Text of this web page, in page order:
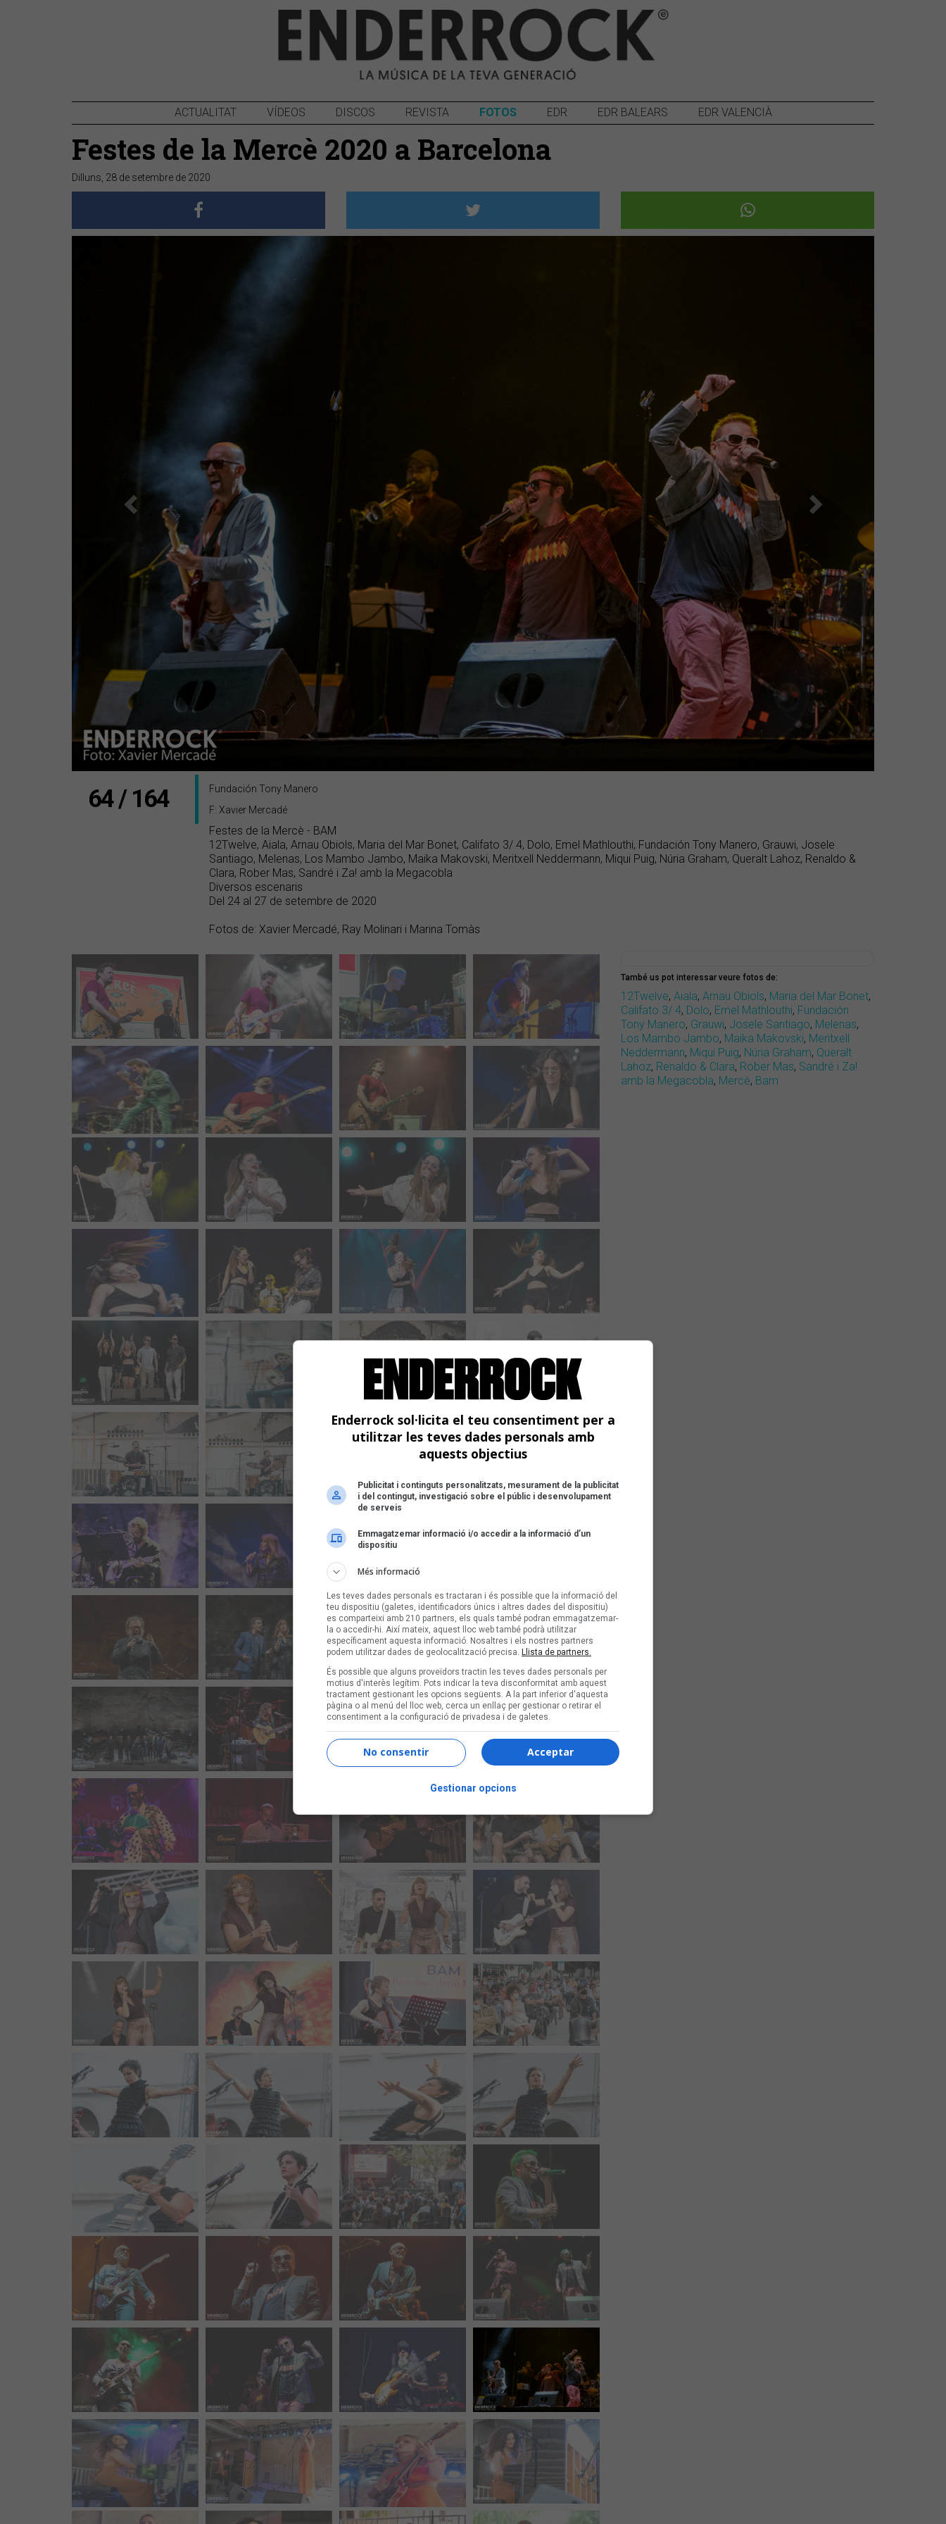
ACTUALITAT VÍDEOS DISCOS REVISTA FOTOS EDR EDR BALEARS EDR VALENCIÀ
Festes de la Mercè 2020 a Barcelona
Dilluns, 28 de setembre de 2020
64 / 164
Fundación Tony Manero
F: Xavier Mercadé
Festes de la Mercè - BAM
12Twelve, Aiala, Arnau Obiols, Maria del Mar Bonet, Califato 3/ 4, Dolo, Emel Mathlouthi, Fundación Tony Manero, Grauwi, Josele
Santiago, Melenas, Los Mambo Jambo, Maika Makovski, Meritxell Neddermann, Miqui Puig, Núria Graham, Queralt Lahoz, Renaldo &
Clara, Rober Mas, Sandré i Za! amb la Megacobla
Diversos escenaris
Del 24 al 27 de setembre de 2020
Fotos de: Xavier Mercadé, Ray Molinari i Marina Tomàs
També us pot interessar veure fotos de:
12Twelve, Aiala, Arnau Obiols, Maria del Mar Bonet,
Califato 3/ 4, Dolo, Emel Mathlouthi, Fundación
Tony Manero, Grauwi, Josele Santiago, Melenas,
Los Mambo Jambo, Maika Makovski, Meritxell
Neddermann, Miqui Puig, Núria Graham, Queralt
Lahoz, Renaldo & Clara, Rober Mas, Sandré i Za!
amb la Megacobla, Mercè, Bam
Enderrock sol·licita el teu consentiment per a
utilitzar les teves dades personals amb
aquests objectius
Publicitat i continguts personalitzats, mesurament de la publicitat
i del contingut, investigació sobre el públic i desenvolupament
de serveis
Emmagatzemar informació i/o accedir a la informació d’un
dispositiu
Més informació
Les teves dades personals es tractaran i és possible que la informació del
teu dispositiu (galetes, identificadors únics i altres dades del dispositiu)
es comparteixi amb 210 partners, els quals també podran emmagatzemar-
la o accedir-hi. Així mateix, aquest lloc web també podrà utilitzar
específicament aquesta informació. Nosaltres i els nostres partners
podem utilitzar dades de geolocalització precisa. Llista de partners.
És possible que alguns proveïdors tractin les teves dades personals per
motius d'interès legítim. Pots indicar la teva disconformitat amb aquest
tractament gestionant les opcions següents. A la part inferior d'aquesta
pàgina o al menú del lloc web, cerca un enllaç per gestionar o retirar el
consentiment a la configuració de privadesa i de galetes.
Acceptar
No consentir
Gestionar opcions